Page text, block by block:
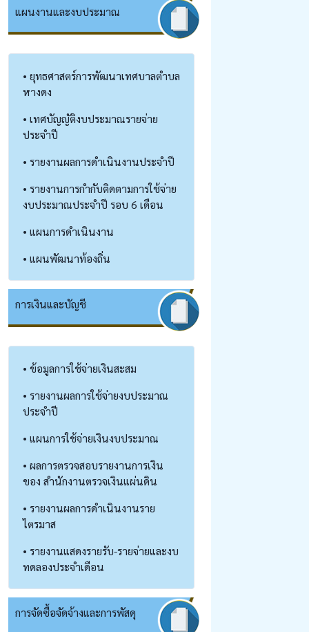
แผนงานและงบประมาณ
• ยุทธศาสตร์การพัฒนาเทศบาลตำบล
หางดง
• เทศบัญญัติงบประมาณรายจ่าย
ประจำปี
• รายงานผลการดำเนินงานประจำปี
• รายงานการกำกับติดตามการใช้จ่าย
งบประมาณประจำปี รอบ 6 เดือน
• แผนการดำเนินงาน
• แผนพัฒนาท้องถิ่น
การเงินและบัญชี
• ข้อมูลการใช้จ่ายเงินสะสม
• รายงานผลการใช้จ่ายงบประมาณ
ประจำปี
• แผนการใช้จ่ายเงินงบประมาณ
• ผลการตรวจสอบรายงานการเงิน
ของ สำนักงานตรวจเงินแผ่นดิน
• รายงานผลการดำเนินงานราย
ไตรมาส
• รายงานแสดงรายรับ-รายจ่ายและงบ
ทดลองประจำเดือน
การจัดซื้อจัดจ้างและการพัสดุ